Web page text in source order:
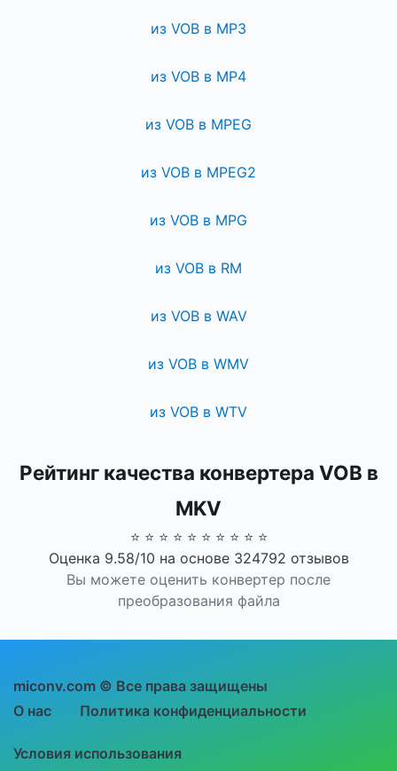
из VOB в MP3
из VOB в MP4
из VOB в MPEG
из VOB в MPEG2
из VOB в MPG
из VOB в RM
из VOB в WAV
из VOB в WMV
из VOB в WTV
Рейтинг качества конвертера VOB в
MKV
⭐ ⭐ ⭐ ⭐ ⭐ ⭐ ⭐ ⭐ ⭐ ⭐
Оценка 9.58/10 на основе 324792 отзывов
Вы можете оценить конвертер после
преобразования файла
miconv.com © Все права защищены
О нас
Политика конфиденциальности
Условия использования